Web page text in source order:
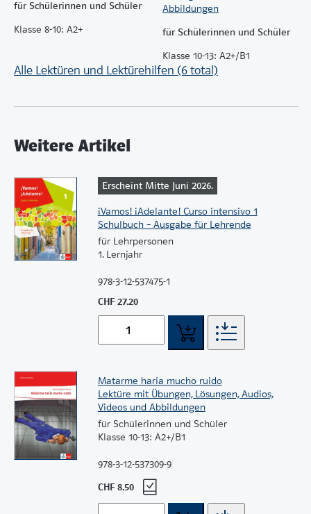
für Schülerinnen und Schüler
Klasse 8-10: A2+
Abbildungen
für Schülerinnen und Schüler
Klasse 10-13: A2+/B1
Alle Lektüren und Lektürehilfen (6 total)
Weitere Artikel
¡Vamos! ¡Adelante! Curso intensivo 1
Schulbuch – Ausgabe für Lehrende
Erscheint Mitte Juni 2026.
für Lehrpersonen
1. Lernjahr
978-3-12-537475-1
CHF 27.20
Matarme haría mucho ruido
Lektüre mit Übungen, Lösungen, Audios,
Videos und Abbildungen
für Schülerinnen und Schüler
Klasse 10-13: A2+/B1
978-3-12-537309-9
CHF 8.50